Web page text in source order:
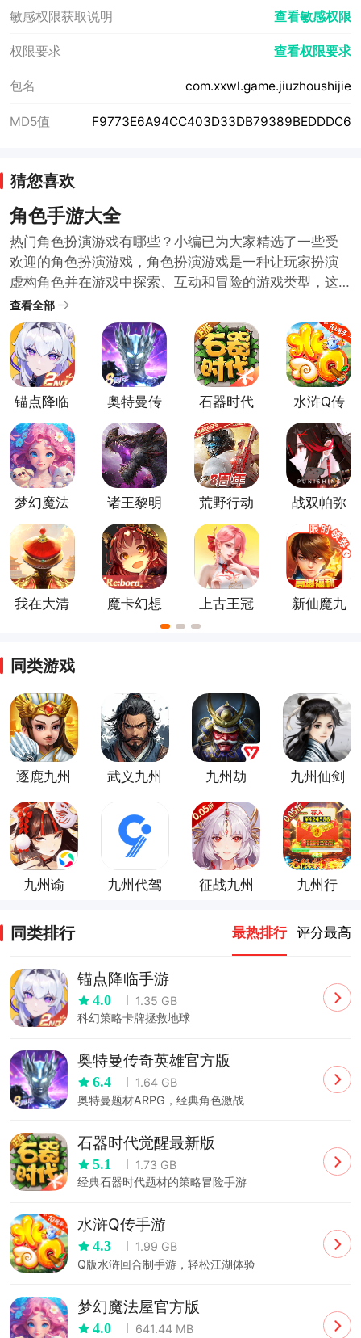
敏感权限获取说明 查看敏感权限
权限要求 查看权限要求
包名 com.xxwl.game.jiuzhoushijie
MD5值 F9773E6A94CC403D33DB79389BEDDDC6
猜您喜欢
角色手游大全
热门角色扮演游戏有哪些？小编已为大家精选了一些受
欢迎的角色扮演游戏，角色扮演游戏是一种让玩家扮演
虚构角色并在游戏中探索、互动和冒险的游戏类型，这
些游戏通常拥有深入的剧情和复杂的角色发展系统，给
玩家带来身临其境的沉浸式体验，如果你对角色扮演游
戏感兴趣，下面这些游戏值得一试！快来挑选一个开始
你的冒险之旅吧！
查看全部
锚点降临
手游
奥特曼传
奇英雄官
方版
石器时代
觉醒最新
版
水浒Q传
手游
梦幻魔法
屋官方版
诸王黎明
官方正版
荒野行动
正版手游
战双帕弥
什游戏
我在大清
魔卡幻想
官方正版
上古王冠
手游最新
新仙魔九
同类游戏
逐鹿九州
武义九州
九州劫
九州仙剑
九州谕 九州代驾
征战九州
九州行
折）
同类排行 最热排行 评分最高
锚点降临手游
4.0
1.35 GB
科幻策略卡牌拯救地球
奥特曼传奇英雄官方版
6.4
1.64 GB
奥特曼题材ARPG，经典角色激战
石器时代觉醒最新版
5.1
1.73 GB
经典石器时代题材的策略冒险手游
水浒Q传手游
4.3
1.99 GB
Q版水浒回合制手游，轻松江湖体验
梦幻魔法屋官方版
4.0
641.44 MB